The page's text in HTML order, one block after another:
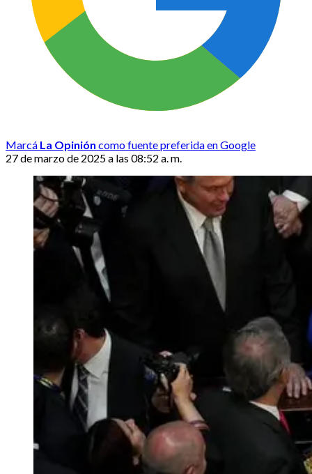
Marcá La Opinión como fuente preferida en Google
27 de marzo de 2025 a las 08:52 a. m.